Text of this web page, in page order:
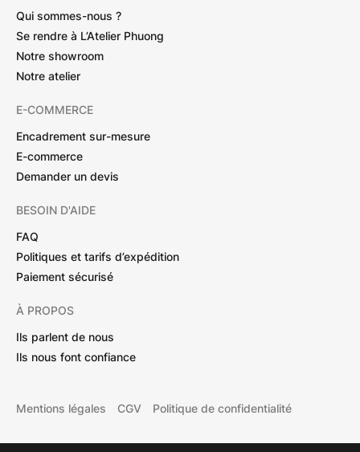
Qui sommes-nous ?
Se rendre à L’Atelier Phuong
Notre showroom
Notre atelier
E-COMMERCE
Encadrement sur-mesure
E-commerce
Demander un devis
BESOIN D'AIDE
FAQ
Politiques et tarifs d’expédition
Paiement sécurisé
À PROPOS
Ils parlent de nous
Ils nous font confiance
Mentions légales CGV Politique de confidentialité